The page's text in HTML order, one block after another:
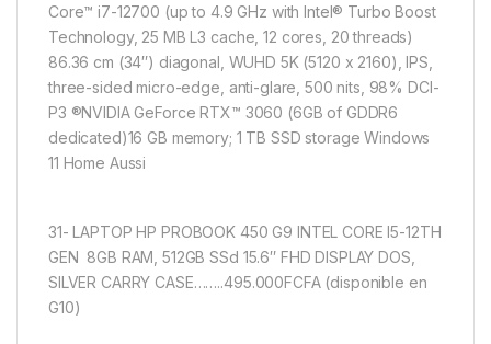
Core™ i7-12700 (up to 4.9 GHz with Intel® Turbo Boost
Technology, 25 MB L3 cache, 12 cores, 20 threads)
86.36 cm (34″) diagonal, WUHD 5K (5120 x 2160), IPS,
three-sided micro-edge, anti-glare, 500 nits, 98% DCI-
P3 ®NVIDIA GeForce RTX™ 3060 (6GB of GDDR6
dedicated)16 GB memory; 1 TB SSD storage Windows
11 Home Aussi
31- LAPTOP HP PROBOOK 450 G9 INTEL CORE I5-12TH
GEN 8GB RAM, 512GB SSd 15.6″ FHD DISPLAY DOS,
SILVER CARRY CASE……..495.000FCFA (disponible en
G10)